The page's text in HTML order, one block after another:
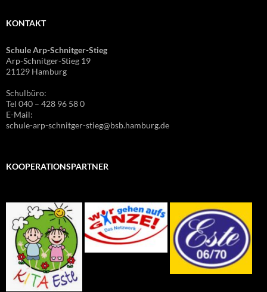
KONTAKT
Schule Arp-Schnitger-Stieg
Arp-Schnitger-Stieg 19
21129 Hamburg
Schulbüro:
Tel 040 – 428 96 58 0
E-Mail:
schule-arp-schnitger-stieg@bsb.hamburg.de
KOOPERATIONSPARTNER